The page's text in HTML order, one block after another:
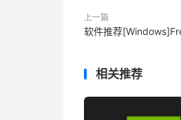
上一篇
软件推荐
相关推荐